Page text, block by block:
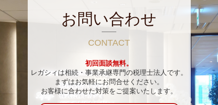
お問い合わせ
CONTACT
初回面談無料。
レガシィは相続・事業承継専門の税理士法人です。
まずはお気軽にお問合せください。
お客様に合わせた対策をご提案いたします。